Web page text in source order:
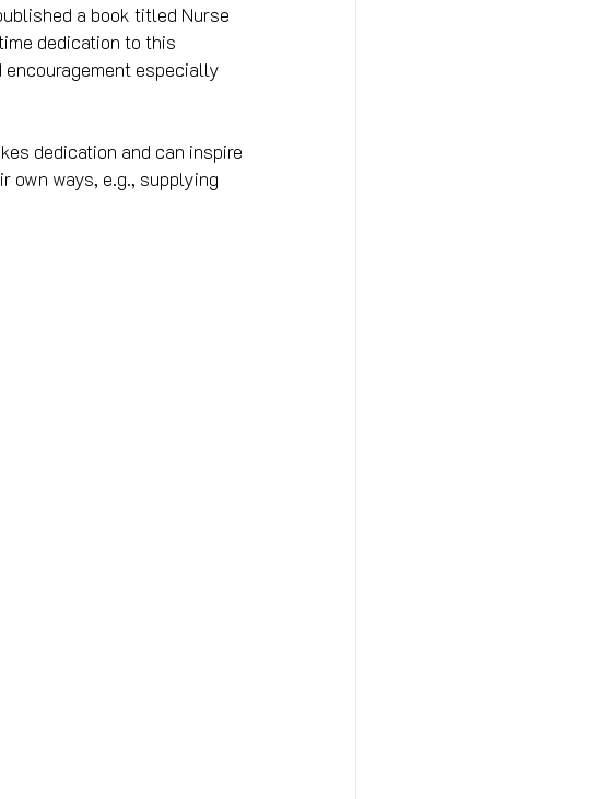
a book titled Nurse
dedication to this
encouragement especially
dedication and can inspire
own ways, e.g., supplying